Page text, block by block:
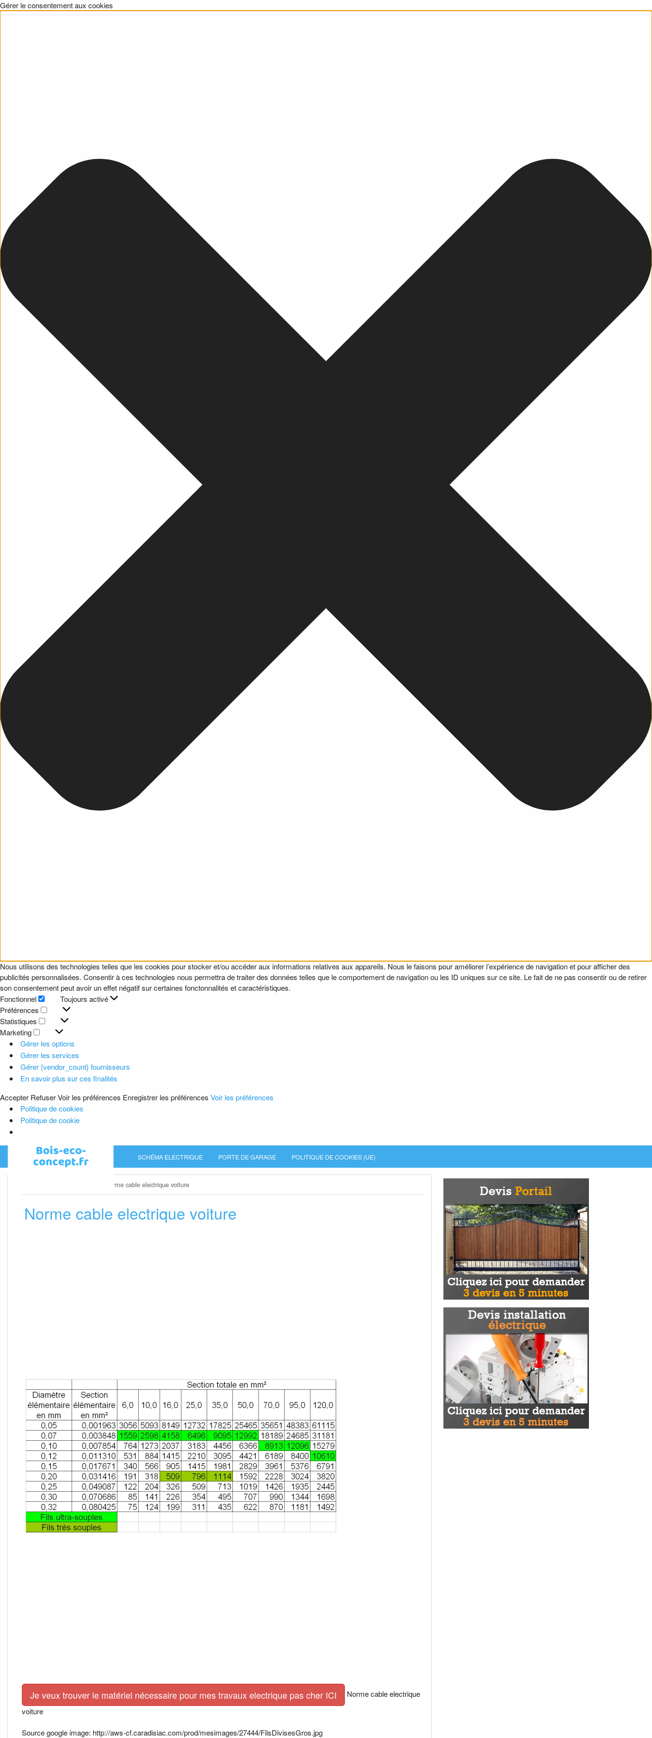
Gérer le consentement aux cookies
Nous utilisons des technologies telles que les cookies pour stocker et/ou accéder aux informations relatives aux appareils. Nous le faisons pour améliorer l’expérience de navigation et pour afficher des
publicités personnalisées. Consentir à ces technologies nous permettra de traiter des données telles que le comportement de navigation ou les ID uniques sur ce site. Le fait de ne pas consentir ou de retirer
son consentement peut avoir un effet négatif sur certaines fonctonnalités et caractéristiques.
Fonctionnel
Fonctionnel
Toujours activé
Préférences
Préférences
Statistiques
Statistiques
Marketing
Marketing
Gérer les options
Gérer les services
Gérer {vendor_count} fournisseurs
En savoir plus sur ces finalités
Accepter RefuserVoir les préférences Enregistrer les préférences Voir les préférences
Politique de cookies
Politique de cookie
SCHÉMA ELECTRIQUE PORTE DE GARAGE POLITIQUE DE COOKIES (UE)
Norme cable electrique voiture
Norme cable electrique voiture
Je veux trouver le matériel nécessaire pour mes travaux electrique pas cher ICI
Norme cable electrique
voiture
Source google image: http://aws-cf.caradisiac.com/prod/mesimages/27444/FilsDivisesGros.jpg